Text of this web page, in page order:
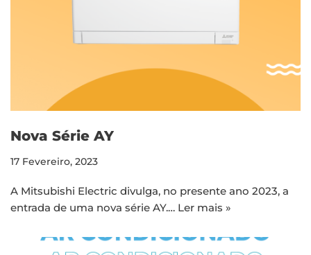
Nova Série AY
17 Fevereiro, 2023
A Mitsubishi Electric divulga, no presente ano 2023, a
entrada de uma nova série AY.… Ler mais »